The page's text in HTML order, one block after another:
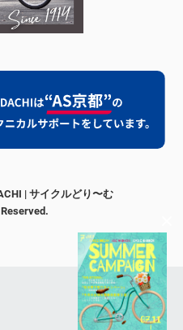
| サイクルどり〜む